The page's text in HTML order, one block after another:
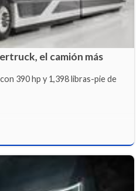
el camión más
390 hp y 1,398 libras-pie de